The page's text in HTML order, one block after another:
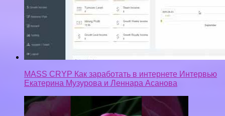
MASS CRYP Как заработать в интернете Интервью
Екатерина Музурова и Леннара Асанова